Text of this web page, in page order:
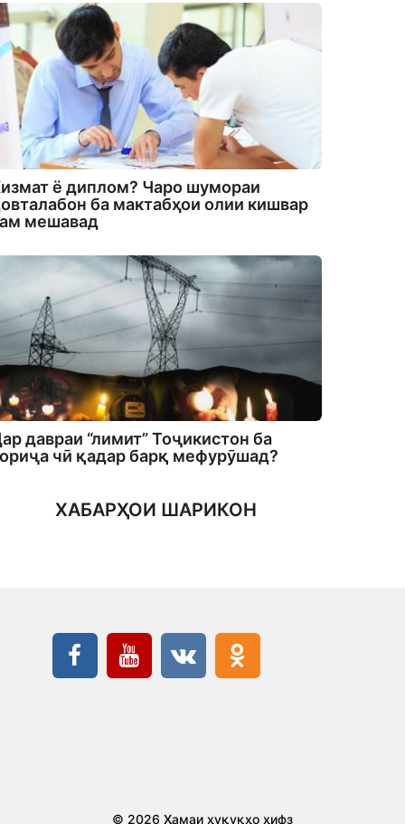
ё диплом? Чаро шумораи
ба мактабҳои олии кишвар
мешавад
давраи “лимит” Тоҷикистон ба
чӣ қадар барқ мефурӯшад?
ХАБАРҲОИ ШАРИКОН
© 2026 Ҳамаи ҳуқуқҳо ҳифз